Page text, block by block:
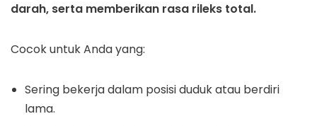
darah, serta memberikan rasa rileks total.
Cocok untuk Anda yang:
Sering bekerja dalam posisi duduk atau berdiri
lama.